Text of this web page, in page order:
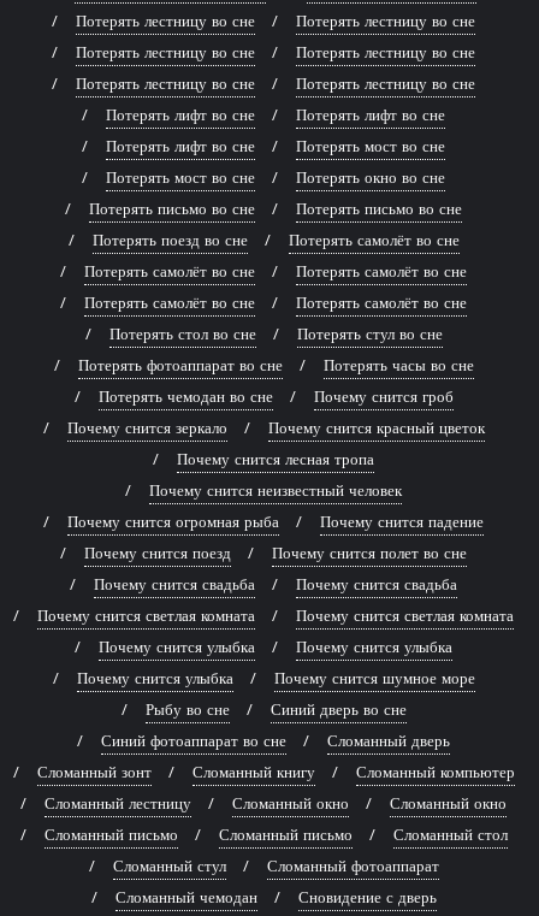
Потерять лестницу во сне
Потерять лестницу во сне
Потерять лестницу во сне
Потерять лестницу во сне
Потерять лестницу во сне
Потерять лестницу во сне
Потерять лифт во сне
Потерять лифт во сне
Потерять лифт во сне
Потерять мост во сне
Потерять мост во сне
Потерять окно во сне
Потерять письмо во сне
Потерять письмо во сне
Потерять поезд во сне
Потерять самолёт во сне
Потерять самолёт во сне
Потерять самолёт во сне
Потерять самолёт во сне
Потерять самолёт во сне
Потерять стол во сне
Потерять стул во сне
Потерять фотоаппарат во сне
Потерять часы во сне
Потерять чемодан во сне
Почему снится гроб
Почему снится зеркало
Почему снится красный цветок
Почему снится лесная тропа
Почему снится неизвестный человек
Почему снится огромная рыба
Почему снится падение
Почему снится поезд
Почему снится полет во сне
Почему снится свадьба
Почему снится свадьба
Почему снится светлая комната
Почему снится светлая комната
Почему снится улыбка
Почему снится улыбка
Почему снится улыбка
Почему снится шумное море
Рыбу во сне
Синий дверь во сне
Синий фотоаппарат во сне
Сломанный дверь
Сломанный зонт
Сломанный книгу
Сломанный компьютер
Сломанный лестницу
Сломанный окно
Сломанный окно
Сломанный письмо
Сломанный письмо
Сломанный стол
Сломанный стул
Сломанный фотоаппарат
Сломанный чемодан
Сновидение с дверь